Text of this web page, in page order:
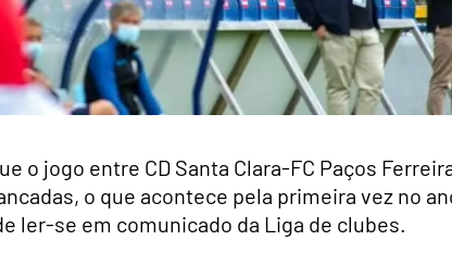
o jogo entre CD Santa Clara-FC Paços
o que acontece pela primeira vez no
ler-se em comunicado da Liga de clubes.